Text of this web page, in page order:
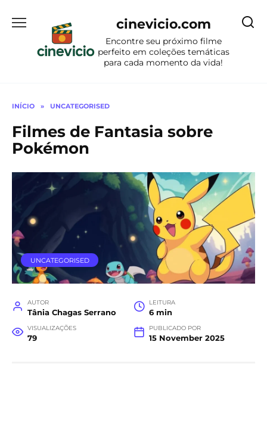
para
conteúdo
cinevicio.com
Encontre seu próximo filme
perfeito em coleções temáticas
para cada momento da vida!
INÍCIO » UNCATEGORISED
Filmes de Fantasia sobre
Pokémon
UNCATEGORISED
AUTOR
Tânia Chagas Serrano
LEITURA
6 min
VISUALIZAÇÕES
79
PUBLICADO POR
15 November 2025